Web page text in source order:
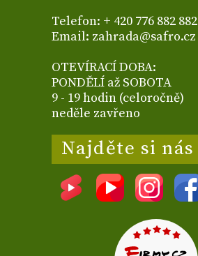
Telefon: + 420 776 882 882
Email: zahrada@safro.cz
OTEVÍRACÍ DOBA:
PONDĚLÍ až SOBOTA
9 - 19 hodin (celoročně)
neděle zavřeno
Najděte si nás